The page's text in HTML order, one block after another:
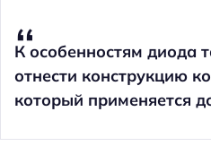
К особенностям диода
отнести конструкцию
который применяется